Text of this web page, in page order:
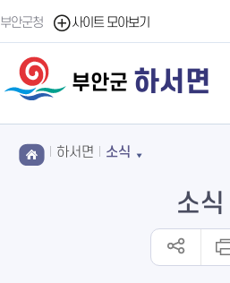
부안군청 사이트 모아보기
부안군 하서면
하서면 소식
소식